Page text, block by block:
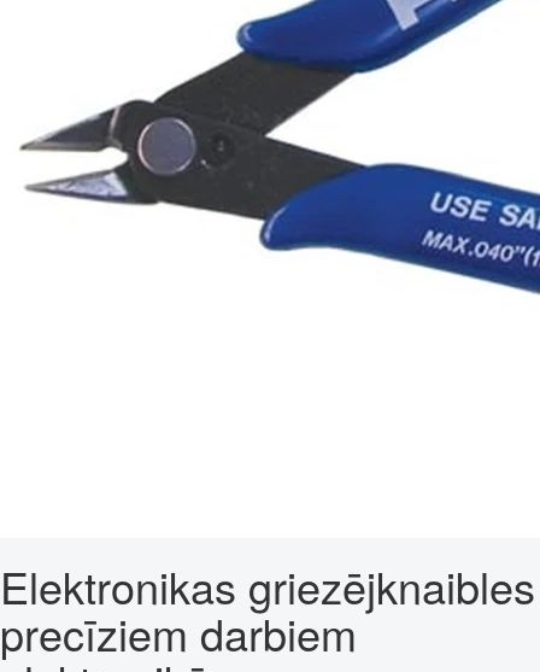
Elektronikas griezējknaibles
precīziem darbiem